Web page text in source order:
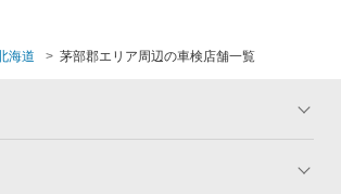
海道 茅部郡エリア周辺の車検店舗一覧